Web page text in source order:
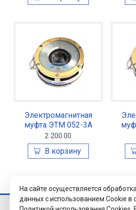
Электромагнитная
муфта ЭТМ 052-3А
2 200.00
На сайте осуществляется
данных с использованием Cookie в